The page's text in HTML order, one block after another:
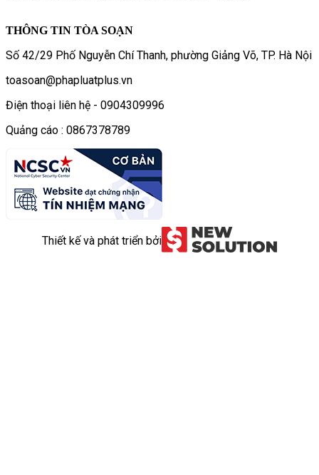
THÔNG TIN TÒA SOẠN
Số 42/29 Phố Nguyễn Chí Thanh, phường Giảng Võ, TP. Hà Nội
toasoan@phapluatplus.vn
Điện thoại liên hệ - 0904309996
Quảng cáo : 0867378789
Thiết kế và phát triển bởi